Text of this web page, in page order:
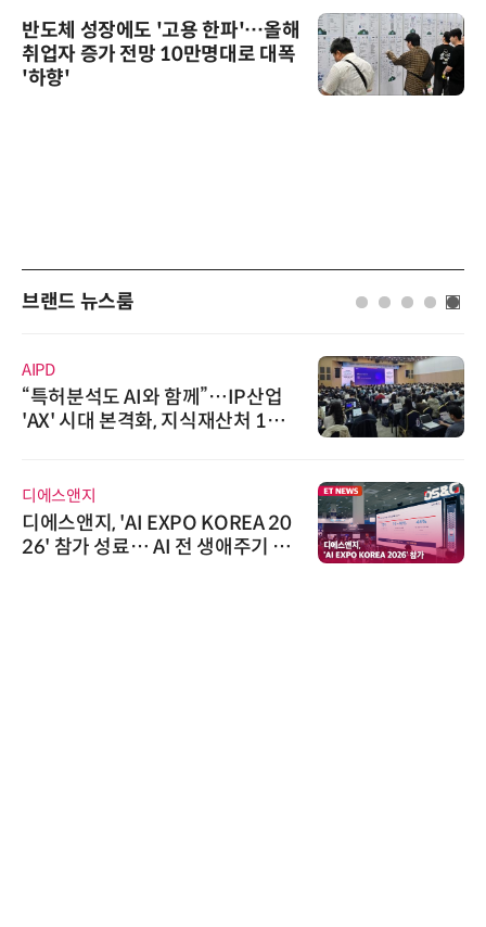
반도체 성장에도 '고용 한파'…올해
취업자 증가 전망 10만명대로 대폭
'하향'
브랜드 뉴스룸
AIPD
“특허분석도 AI와 함께”…IP산업
'AX' 시대 본격화, 지식재산처 1호
디에스앤지
디에스앤지, 'AI EXPO KOREA 20
26' 참가 성료… AI 전 생애주기 아